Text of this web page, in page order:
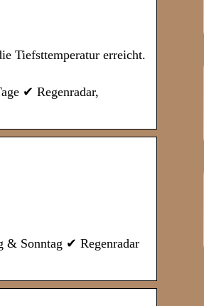
Tiefsttemperatur erreicht.
✔ Regenradar,
& Sonntag ✔ Regenradar